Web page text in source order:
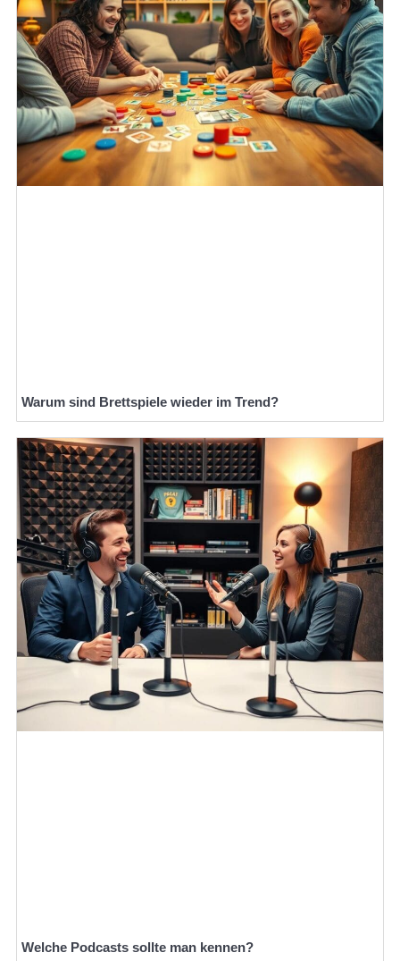
Warum sind Brettspiele wieder im Trend?
Welche Podcasts sollte man kennen?